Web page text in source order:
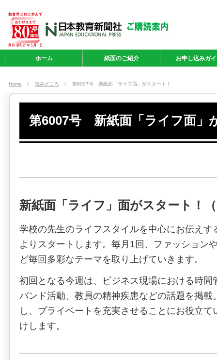
ホーム 紙面のご紹介 お申し込みガ
Home 読みどころ 第6007号 新紙面「ライフ面」がスタート！
第6007号 新紙面「ライフ面」
新紙面「ライフ」面がスタート！
学校の先生のライフスタイルを中心にお伝えす
よりスタートします。毎月1回、ファッション
ど毎回多彩なテーマを取り上げていきます。
初回となる今週は、ビジネス現場における時間
バンド活動、教員の精神疾患などの話題を掲載
し、プライベートを充実させることにお役立
けします。